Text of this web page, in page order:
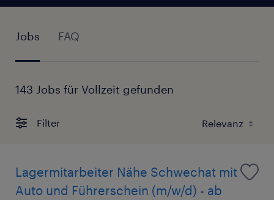
Jobs FAQ
143 Jobs für Vollzeit gefunden
Filter
Lagermitarbeiter Nähe Schwechat mit
Auto und Führerschein (m/w/d) - ab